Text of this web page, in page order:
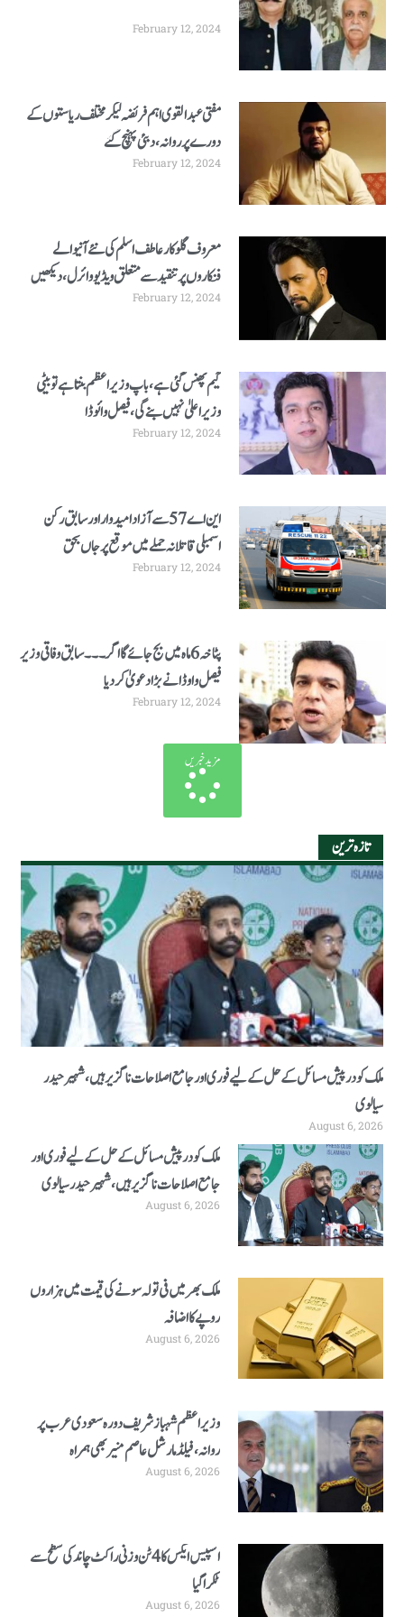
تازہ ترین
ملک کو درپیش مسائل کے حل کے لیے فوری اور جامع اصلاحات ناگزیر ہیں، شہیر حیدر
سیالوی
August 6, 2026
ملک کو درپیش مسائل کے حل کے لیے فوری اور
جامع اصلاحات ناگزیر ہیں، شہیر حیدر سیالوی
August 6, 2026
ملک بھر میں فی تولہ سونے کی قیمت میں ہزاروں
روپے کا اضافہ
August 6, 2026
وزیر اعظم شہباز شریف دورہ سعودی عرب پر
روانہ، فیلڈ مارشل عاصم منیر بھی ہمراہ
August 6, 2026
اسپیس ایکس کا 4 ٹن وزنی راکٹ چاند کی سطح سے
ٹکرا گیا
August 6, 2026
February 12, 2024
مفتی عبدالقوی اہم فریضہ لیکر مختلف ریاستوں کے
دورے پر روانہ ،دبئی پہنچ گئے
February 12, 2024
معروف گلوکار عاطف اسلم کی نئے آنیوالے
فنکاروں پر تنقیدسے متعلق ویڈیو وائرل ، دیکھیں
February 12, 2024
گیم پھنس گئی ہے،باپ وزیراعظم بنتا ہے تو بیٹی
وزیراعلیٰ نہیں بنے گی،فیصل وائوڈا
February 12, 2024
این اے57 سے آزاد امیدوار اور سابق رکن
اسمبلی قاتلانہ حملے میں موقع پر جاں بحق
February 12, 2024
پٹاخہ 6 ماہ میں بج جائے گا اگر ۔۔۔سابق وفاقی وزیر
فیصل واوڈانے بڑا دعویٰ کر دیا
February 12, 2024
مزید خبریں